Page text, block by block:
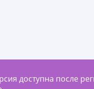
доступна после